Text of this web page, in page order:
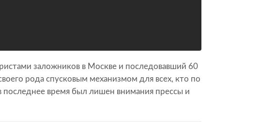
заложников в Москве и последовавший 60
рода спусковым механизмом для всех, кто по
время был лишен внимания прессы и